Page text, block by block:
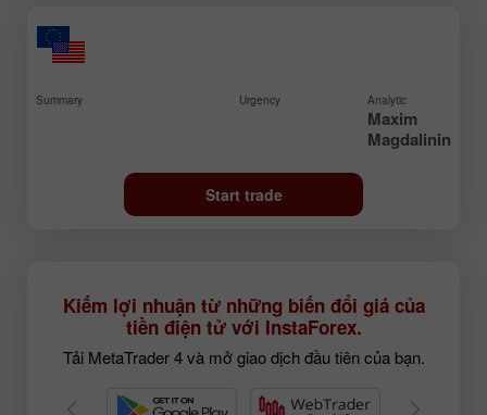
Summary Urgency Analytic
Maxim
Magdalinin
Start trade
Kiếm lợi nhuận từ những biến đổi giá của
tiền điện tử với InstaForex.
Tải MetaTrader 4 và mở giao dịch đầu tiên của bạn.